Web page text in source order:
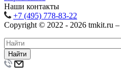
Наши контакты
+7 (495) 778-83-22
Copyright © 2022 - 2026 tmkit.ru
Найти